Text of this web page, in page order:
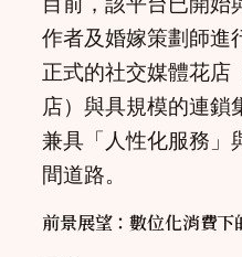
作者及婚嫁策劃師進
正式的社交媒體花店
店）與具規模的連鎖
兼具「人性化服務」
間道路。
前景展望：數位化消費下